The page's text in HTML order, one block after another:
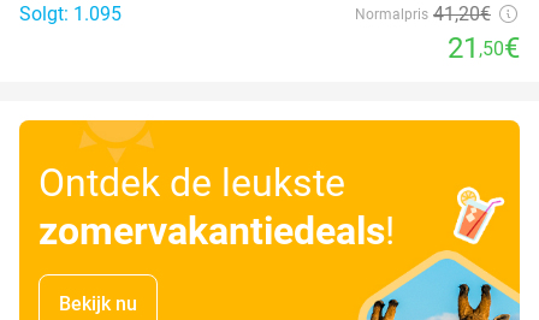
Solgt: 1.095
Normalpris 41,20€
21 ,50€
Ontdek de leukste
zomervakantiedeals!
Bekijk nu